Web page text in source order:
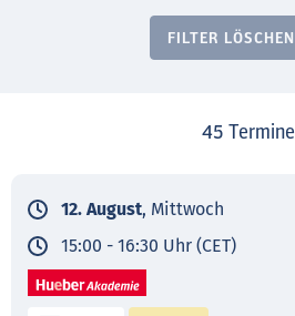
FILTER LÖSCHEN
45 Termine
12. August, Mittwoch
15:00 - 16:30 Uhr (CET)